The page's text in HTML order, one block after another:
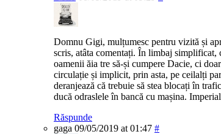
Domnu Gigi, mulțumesc pentru vizită și
scris, atâta comentați. În limbaj simplificat,
oamenii ăia tre să-și cumpere Dacie, ci
circulație și implicit, prin asta, pe ceilalți
deranjează că trebuie să stea blocați în
ducă odraslele în bancă cu mașina.
Răspunde
gaga 09/05/2019 at 01:47 #